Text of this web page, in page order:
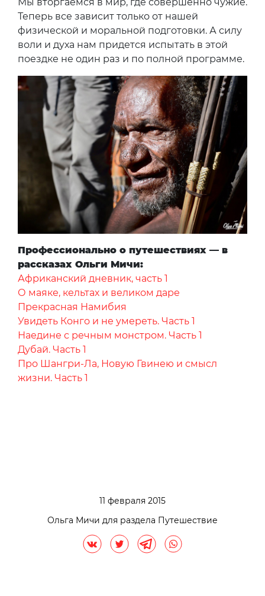
Теперь все зависит только от нашей
физической и моральной подготовки. А силу
воли и духа нам придется испытать в этой
поездке не один раз и по полной программе.
Профессионально о путешествиях — в
рассказах Ольги Мичи:
Африканский дневник, часть 1
О маяке, кельтах и великом даре
Прекрасная Намибия
Увидеть Конго и не умереть. Часть 1
Наедине с речным монстром. Часть 1
Дубай. Часть 1
Про Шангри-Ла, Новую Гвинею и смысл
жизни. Часть 1
11 февраля 2015
Ольга Мичи для раздела Путешествие